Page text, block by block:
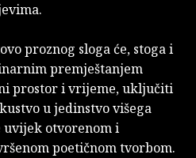
proznog sloga će, stoga i
premještanjem
prostor i vrijeme, uključiti
u jedinstvo višega
uvijek otvorenom i
poetičnom tvorbom.